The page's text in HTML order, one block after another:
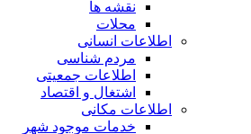
نقشه ها
محلات
اطلاعات انسانی
مردم شناسی
اطلاعات جمعیتی
اشتغال و اقتصاد
اطلاعات مکانی
خدمات موجود شهر